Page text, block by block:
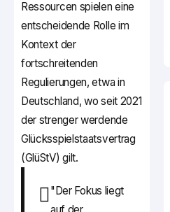
Ressourcen spielen eine
entscheidende Rolle im
Kontext der
fortschreitenden
Regulierungen, etwa in
Deutschland, wo seit 2021
der strenger werdende
Glücksspielstaatsvertrag
(GlüStV) gilt.
"Der Fokus liegt